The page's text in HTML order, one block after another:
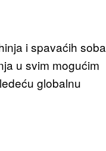
i spavaćih soba
u svim mogućim
globalnu